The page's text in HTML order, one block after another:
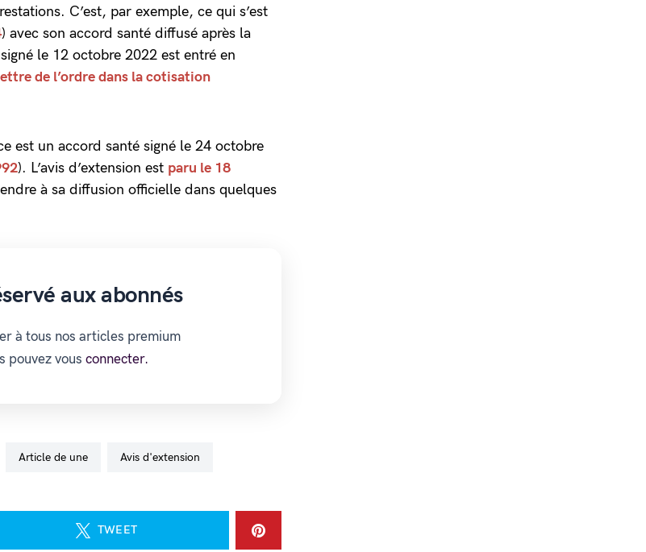
C’est, par exemple, ce qui s’est
) avec son accord santé diffusé après la
le 12 octobre 2022 est entré en
de l’ordre dans la cotisation
est un accord santé signé le 24 octobre
). L’avis d’extension est paru le 18
à sa diffusion officielle dans quelques
aux abonnés
à tous nos articles premium
pouvez vous connecter.
Article de une avis d'extension
TWEET